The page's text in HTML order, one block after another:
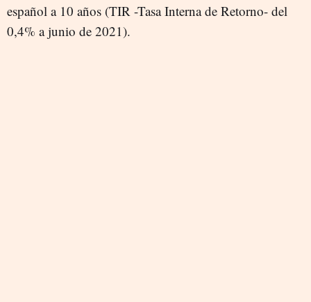
español a 10 años (TIR -Tasa Interna de Retorno- del
0,4% a junio de 2021).